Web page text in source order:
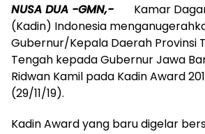
NUSA DUA -GMN,-
Kamar
(Kadin) Indonesia
Gubernur/Kepala Daerah Provinsi
Tengah kepada Gubernur Jawa
Ridwan Kamil pada Kadin Award
(29/11/19).
Kadin Award yang baru digelar